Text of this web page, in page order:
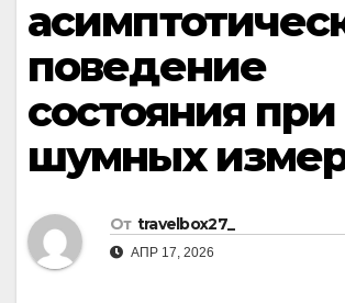
поведение
состояния при
шумных
От travelbox27_
АПР 17, 2026